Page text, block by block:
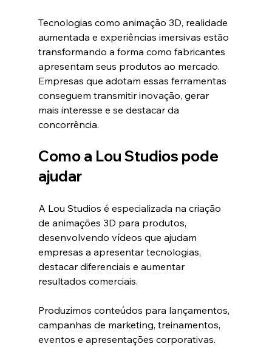
Tecnologias como animação 3D, realidade
aumentada e experiências imersivas estão
transformando a forma como fabricantes
apresentam seus produtos ao mercado.
Empresas que adotam essas ferramentas
conseguem transmitir inovação, gerar
mais interesse e se destacar da
concorrência.
Como a Lou Studios pode
ajudar
A Lou Studios é especializada na criação
de animações 3D para produtos,
desenvolvendo vídeos que ajudam
empresas a apresentar tecnologias,
destacar diferenciais e aumentar
resultados comerciais.
Produzimos conteúdos para lançamentos,
campanhas de marketing, treinamentos,
eventos e apresentações corporativas.